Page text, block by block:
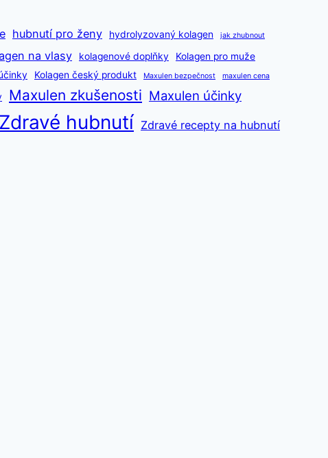
hubnutí pro ženy hydrolyzovaný kolagen jak zhubnout
na vlasy kolagenové doplňky
Kolagen pro muže
Kolagen český produkt Maxulen bezpečnost maxulen cena
Maxulen zkušenosti Maxulen účinky
Zdravé hubnutí Zdravé recepty na hubnutí